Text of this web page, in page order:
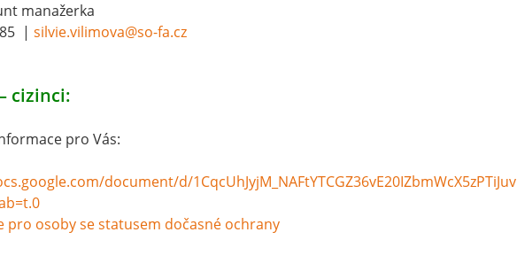
manažerka
| silvie.vilimova@so-fa.cz
cizinci:
pro Vás:
document/d/1CqcUhJyjM_ NAFtYTCGZ36vE20IZbmWcX5zPTiJuv
pro osoby se statusem dočasné ochrany